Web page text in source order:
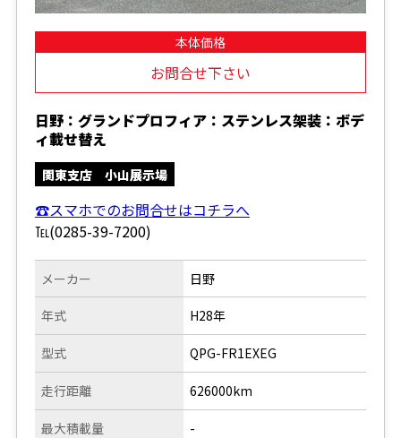
本体価格
お問合せ下さい
日野：グランドプロフィア：ステンレス架装：ボデ
ィ載せ替え
関東支店 小山展示場
☎スマホでのお問合せはコチラへ
℡(0285-39-7200)
メーカー
年式
型式
走行距離
日野
H28年
QPG-FR1EXEG
626000km
最大積載量 -